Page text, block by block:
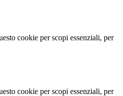
cookie per scopi essenziali, per
cookie per scopi essenziali, per